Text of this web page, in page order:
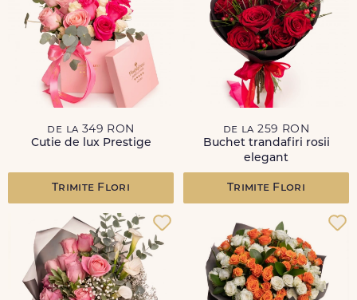
de la 349 RON
Cutie de lux Prestige
Trimite Flori
de la 259 RON
Buchet trandafiri rosii
elegant
Trimite Flori